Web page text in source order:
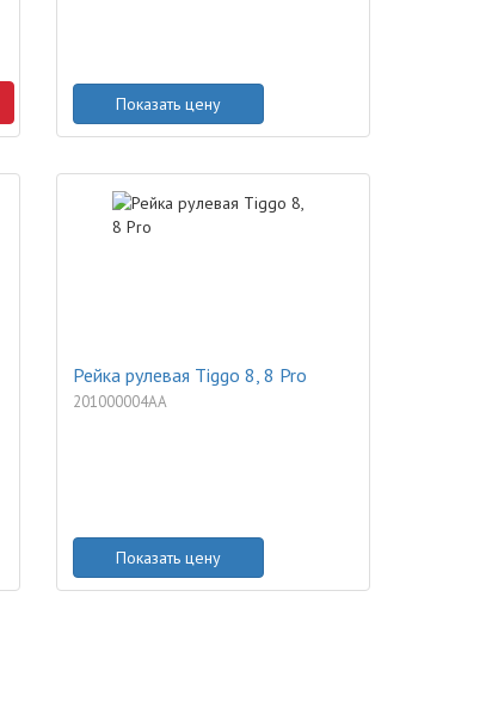
Показать цену
Рейка рулевая Tiggo 8, 8 Pro
201000004AA
Показать цену